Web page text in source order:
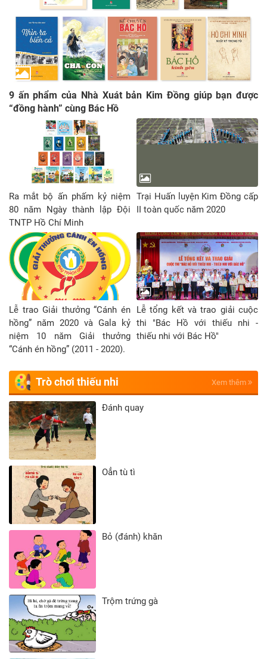
9 ấn phẩm của Nhà Xuát bản Kim Đồng giúp bạn được
“đồng hành” cùng Bác Hồ
Ra mắt bộ ấn phấm kỷ niệm
80 năm Ngày thành lập Đội
TNTP Hồ Chí Minh
Trại Huấn luyện Kim Đồng cấp
II toàn quốc năm 2020
Lễ trao Giải thưởng “Cánh én
hồng” năm 2020 và Gala kỷ
niệm 10 năm Giải thưởng
“Cánh én hồng” (2011 - 2020).
Lễ tổng kết và trao giải cuộc
thi "Bác Hồ với thiếu nhi -
thiếu nhi với Bác Hồ"
Trò chơi thiếu nhi Xem thêm
Đánh quay
Oẳn tù tì
Bỏ (đánh) khăn
Trộm trứng gà